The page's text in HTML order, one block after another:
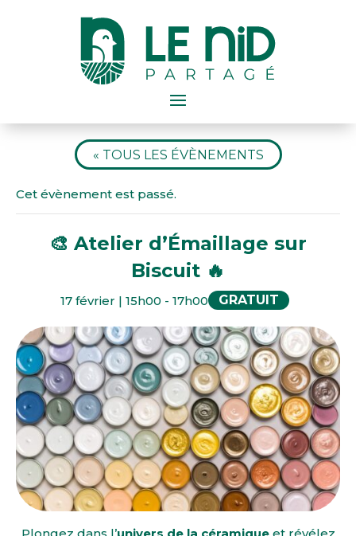
« TOUS LES ÉVÈNEMENTS
Cet évènement est passé.
🎨 Atelier d’Émaillage sur
Biscuit 🔥
17 février | 15h00 - 17h00 GRATUIT